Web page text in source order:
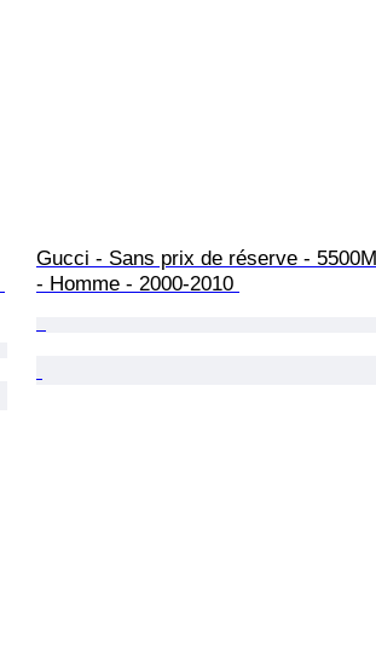
Gucci - Sans prix de réserve - 5500M
- Homme - 2000-2010